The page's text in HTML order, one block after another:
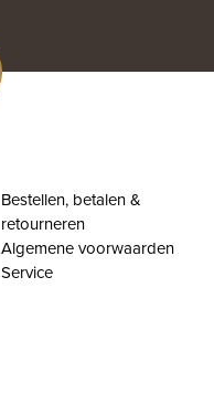
Bestellen, betalen &
retourneren
Algemene voorwaarden
Service